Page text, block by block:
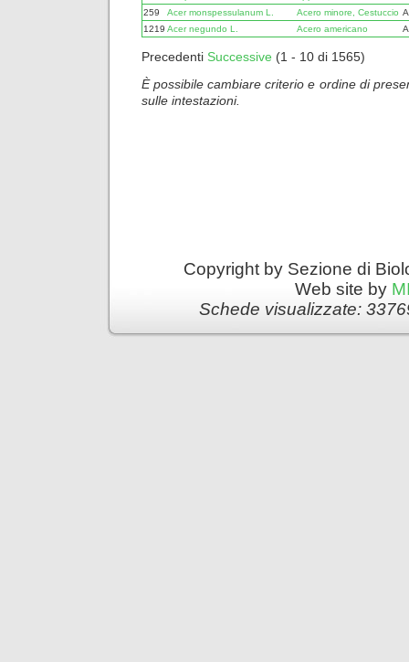
259 Acer monspessulanum L. Acero minore, Cestuccio
1219 Acer negundo L. Acero americano
Precedenti Successive (1 - 10 di 1565)
È possibile cambiare criterio e ordine di
sulle intestazioni.
Copyright by Sezione di
Web site by
Schede visualizzate: